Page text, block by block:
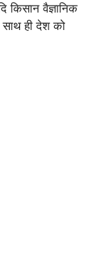
किसान वैज्ञानिक
ही देश को